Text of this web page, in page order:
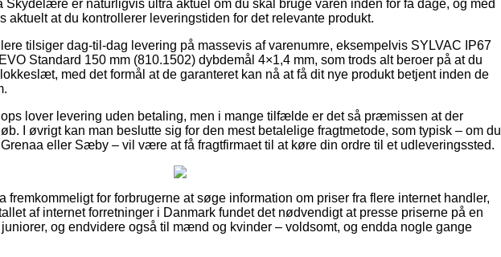
Skydelære er naturligvis ultra aktuel om du skal bruge varen inden for få dage, og med
aktuelt at du kontrollerer leveringstiden for det relevante produkt.
tilsiger dag-til-dag levering på massevis af varenumre, eksempelvis SYLVAC IP67
Standard 150 mm (810.1502) dybdemål 4×1,4 mm, som trods alt beroer på at du
med det formål at de garanteret kan nå at få dit nye produkt betjent inden de
lover levering uden betaling, men i mange tilfælde er det så præmissen at der
I øvrigt kan man beslutte sig for den mest betalelige fragtmetode, som typisk – om du
eller Sæby – vil være at få fragtfirmaet til at køre din ordre til et udleveringssted.
fremkommeligt for forbrugerne at søge information om priser fra flere internet handler,
af internet forretninger i Danmark fundet det nødvendigt at presse priserne på en
og endvidere også til mænd og kvinder – voldsomt, og endda nogle gange